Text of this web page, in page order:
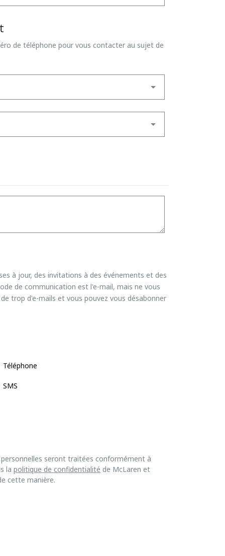
de téléphone pour vous contacter au sujet de
à jour, des invitations à des événements et des
de communication est l'e-mail, mais ne vous
trop d'e-mails et vous pouvez vous désabonner
Téléphone
SMS
seront traitées conformément à
lapolitique de confidentialité de McLaren et
cette manière.